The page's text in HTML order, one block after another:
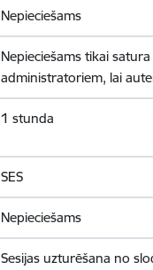
Nepieciešams
Nepieciešams tikai satura
administratoriem, lai
1 stunda
SES
Nepieciešams
Sesijas uzturēšana no